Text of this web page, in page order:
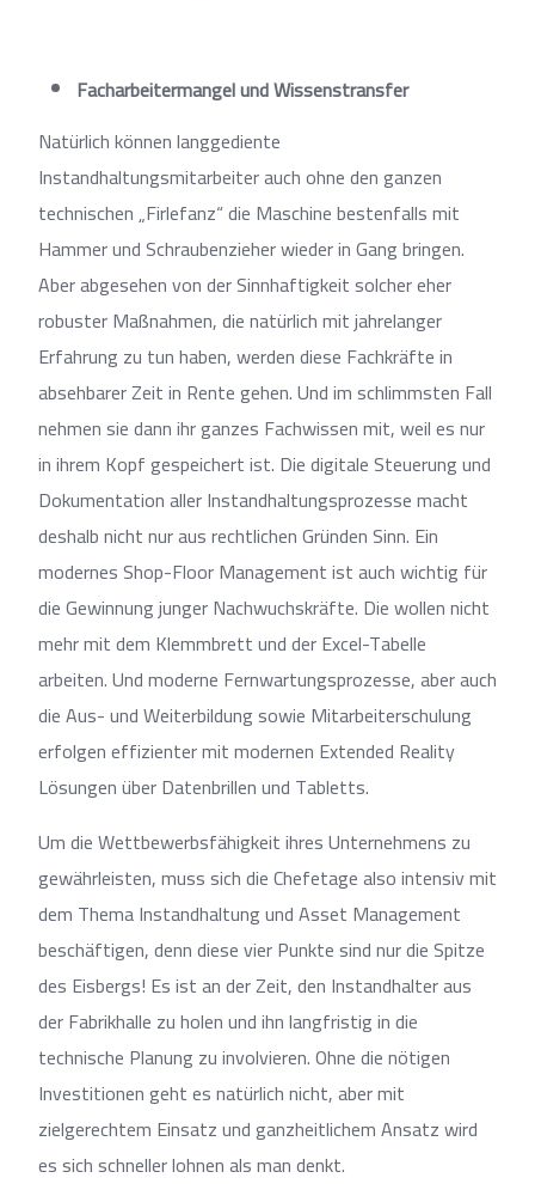
Facharbeitermangel und Wissenstransfer
Natürlich können langgediente
Instandhaltungsmitarbeiter auch ohne den ganzen
technischen „Firlefanz“ die Maschine bestenfalls mit
Hammer und Schraubenzieher wieder in Gang bringen.
Aber abgesehen von der Sinnhaftigkeit solcher eher
robuster Maßnahmen, die natürlich mit jahrelanger
Erfahrung zu tun haben, werden diese Fachkräfte in
absehbarer Zeit in Rente gehen. Und im schlimmsten Fall
nehmen sie dann ihr ganzes Fachwissen mit, weil es nur
in ihrem Kopf gespeichert ist. Die digitale Steuerung und
Dokumentation aller Instandhaltungsprozesse macht
deshalb nicht nur aus rechtlichen Gründen Sinn. Ein
modernes Shop-Floor Management ist auch wichtig für
die Gewinnung junger Nachwuchskräfte. Die wollen nicht
mehr mit dem Klemmbrett und der Excel-Tabelle
arbeiten. Und moderne Fernwartungsprozesse, aber auch
die Aus- und Weiterbildung sowie Mitarbeiterschulung
erfolgen effizienter mit modernen Extended Reality
Lösungen über Datenbrillen und Tabletts.
Um die Wettbewerbsfähigkeit ihres Unternehmens zu
gewährleisten, muss sich die Chefetage also intensiv mit
dem Thema Instandhaltung und Asset Management
beschäftigen, denn diese vier Punkte sind nur die Spitze
des Eisbergs! Es ist an der Zeit, den Instandhalter aus
der Fabrikhalle zu holen und ihn langfristig in die
technische Planung zu involvieren. Ohne die nötigen
Investitionen geht es natürlich nicht, aber mit
zielgerechtem Einsatz und ganzheitlichem Ansatz wird
es sich schneller lohnen als man denkt.